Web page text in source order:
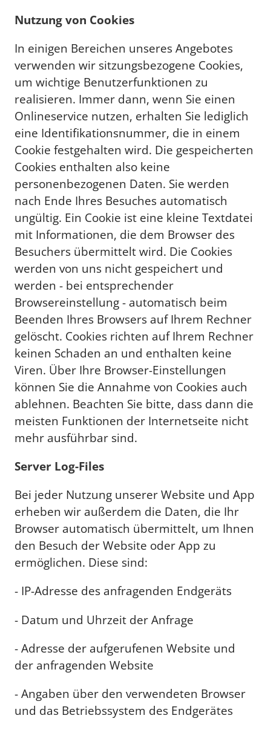
Nutzung von Cookies
In einigen Bereichen unseres Angebotes
verwenden wir sitzungsbezogene Cookies,
um wichtige Benutzerfunktionen zu
realisieren. Immer dann, wenn Sie einen
Onlineservice nutzen, erhalten Sie lediglich
eine Identifikationsnummer, die in einem
Cookie festgehalten wird. Die gespeicherten
Cookies enthalten also keine
personenbezogenen Daten. Sie werden
nach Ende Ihres Besuches automatisch
ungültig. Ein Cookie ist eine kleine Textdatei
mit Informationen, die dem Browser des
Besuchers übermittelt wird. Die Cookies
werden von uns nicht gespeichert und
werden - bei entsprechender
Browsereinstellung - automatisch beim
Beenden Ihres Browsers auf Ihrem Rechner
gelöscht. Cookies richten auf Ihrem Rechner
keinen Schaden an und enthalten keine
Viren. Über Ihre Browser-Einstellungen
können Sie die Annahme von Cookies auch
ablehnen. Beachten Sie bitte, dass dann die
meisten Funktionen der Internetseite nicht
mehr ausführbar sind.
Server Log-Files
Bei jeder Nutzung unserer Website und App
erheben wir außerdem die Daten, die Ihr
Browser automatisch übermittelt, um Ihnen
den Besuch der Website oder App zu
ermöglichen. Diese sind:
- IP-Adresse des anfragenden Endgeräts
- Datum und Uhrzeit der Anfrage
- Adresse der aufgerufenen Website und
der anfragenden Website
- Angaben über den verwendeten Browser
und das Betriebssystem des Endgerätes